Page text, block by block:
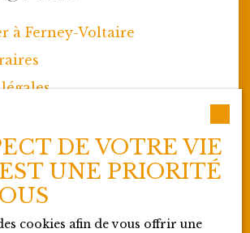
à Ferney-Voltaire
DE VOTRE VIE
UNE PRIORITÉ
cookies afin de vous offrir une